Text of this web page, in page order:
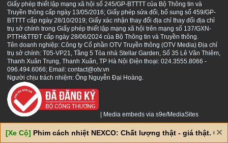
Giấy phép thiết lập mạng xã hội số 245/GP-BTTTT của Bộ Thông tin và
Truyền thông cấp ngày 13/05/2016; Giấy phép sửa đổi, bổ sung số 459/GP-
BTTTT cấp ngày 28/10/2019; Giấy xác nhận thay đổi địa chỉ thay đổi địa chỉ
trụ sở chính trong Giấy phép thiết lập mạng xã hội trên mạng số 137/GXN-
PTTH&TTĐT cấp ngày 28/06/2024 của Bộ Thông tin và Truyền thông.
Tên doanh nghiệp: Công ty Cổ phần OTV Truyền thông (OTV Media) Địa chỉ
trụ sở chính: T05-VP21, Tầng 5 Tòa nhà Stellar Garden, Số 35 Lê Văn Thiêm,
Thanh Xuân Trung, Thanh Xuân, TP Hà Nội Điện thoại: 024.3555.8066 -
096.494.6066; Email: contact@otv.vn
Người chịu trách nhiệm: Ông Nguyễn Đại Hoàng.
Media embeds via s9e/MediaSites
[Xe Cộ] Phim cách nhiệt NEXCO: Chất lượng thật - giá thật. Giá